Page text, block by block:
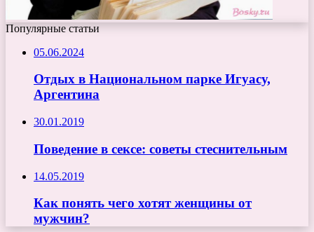
Популярные статьи
05.06.2024
Отдых в Национальном парке Игуасу,
Аргентина
30.01.2019
Поведение в сексе: советы стеснительным
14.05.2019
Как понять чего хотят женщины от
мужчин?